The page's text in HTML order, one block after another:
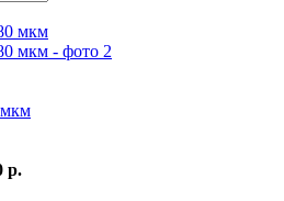
р.